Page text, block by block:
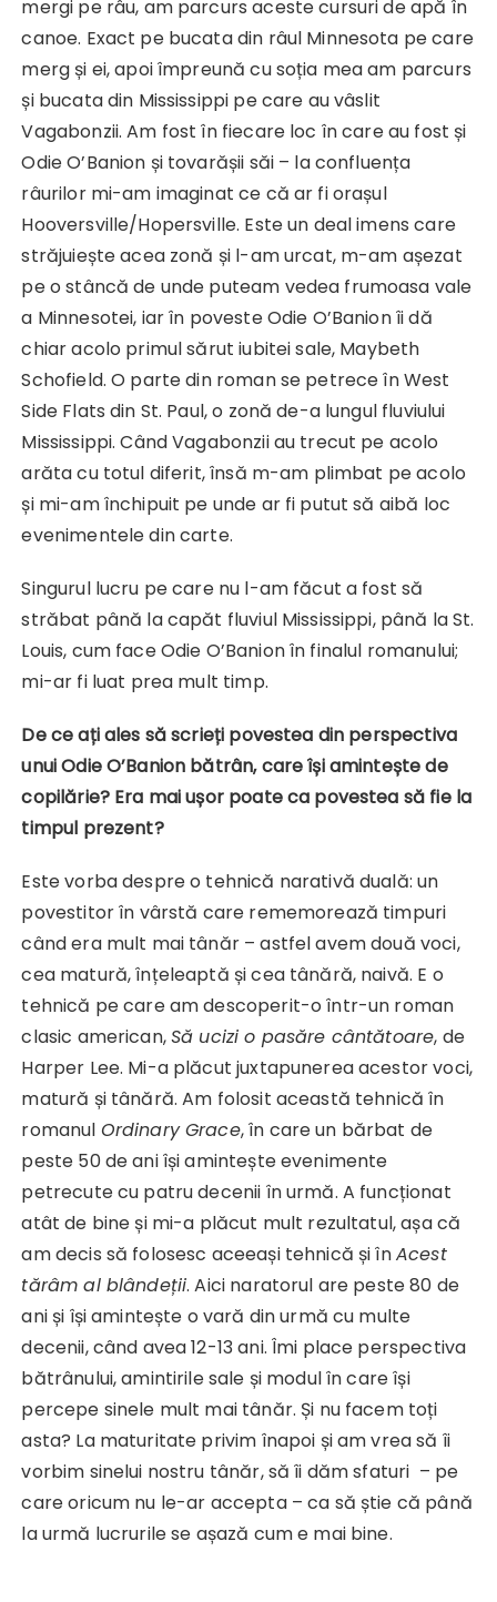
mergi pe râu, am parcurs aceste cursuri de apă în
canoe. Exact pe bucata din râul Minnesota pe care
merg și ei, apoi împreună cu soția mea am parcurs
și bucata din Mississippi pe care au vâslit
Vagabonzii. Am fost în fiecare loc în care au fost și
Odie O’Banion și tovarășii săi – la confluența
râurilor mi-am imaginat ce că ar fi orașul
Hooversville/Hopersville. Este un deal imens care
străjuiește acea zonă și l-am urcat, m-am așezat
pe o stâncă de unde puteam vedea frumoasa vale
a Minnesotei, iar în poveste Odie O’Banion îi dă
chiar acolo primul sărut iubitei sale, Maybeth
Schofield. O parte din roman se petrece în West
Side Flats din St. Paul, o zonă de-a lungul fluviului
Mississippi. Când Vagabonzii au trecut pe acolo
arăta cu totul diferit, însă m-am plimbat pe acolo
și mi-am închipuit pe unde ar fi putut să aibă loc
evenimentele din carte.
Singurul lucru pe care nu l-am făcut a fost să
străbat până la capăt fluviul Mississippi, până la St.
Louis, cum face Odie O’Banion în finalul romanului;
mi-ar fi luat prea mult timp.
De ce ați ales să scrieți povestea din perspectiva
unui Odie O’Banion bătrân, care își amintește de
copilărie? Era mai ușor poate ca povestea să fie la
timpul prezent?
Este vorba despre o tehnică narativă duală: un
povestitor în vârstă care rememorează timpuri
când era mult mai tânăr – astfel avem două voci,
cea matură, înțeleaptă și cea tânără, naivă. E o
tehnică pe care am descoperit-o într-un roman
clasic american,Să ucizi o pasăre cântătoare, de
Harper Lee. Mi-a plăcut juxtapunerea acestor voci,
matură și tânără. Am folosit această tehnică în
romanul Ordinary Grace, în care un bărbat de
peste 50 de ani își amintește evenimente
petrecute cu patru decenii în urmă. A funcționat
atât de bine și mi-a plăcut mult rezultatul, așa că
am decis să folosesc aceeași tehnică și înAcest
tărâm al blândeții. Aici naratorul are peste 80 de
ani și își amintește o vară din urmă cu multe
decenii, când avea 12-13 ani. Îmi place perspectiva
bătrânului, amintirile sale și modul în care își
percepe sinele mult mai tânăr. Și nu facem toți
asta? La maturitate privim înapoi și am vrea să îi
vorbim sinelui nostru tânăr, să îi dăm sfaturi – pe
care oricum nu le-ar accepta – ca să știe că până
la urmă lucrurile se așază cum e mai bine.